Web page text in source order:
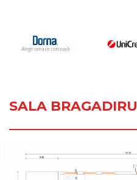
SALA BRAGADIRU